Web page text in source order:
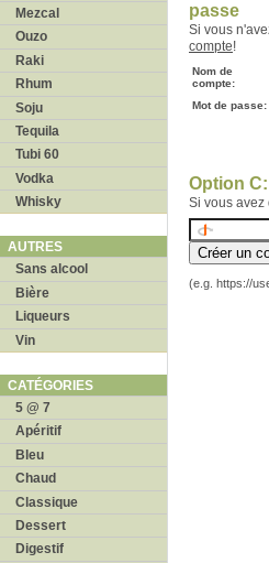
Mezcal
Ouzo
Raki
Rhum
Soju
Tequila
Tubi 60
Vodka
Whisky
AUTRES
Sans alcool
Bière
Liqueurs
Vin
CATÉGORIES
5 @ 7
Apéritif
Bleu
Chaud
Classique
Dessert
Digestif
passe
Si vous
compte!
Nom de
compte:
Mot de passe:
Option
Si vous avez
(e.g. https://